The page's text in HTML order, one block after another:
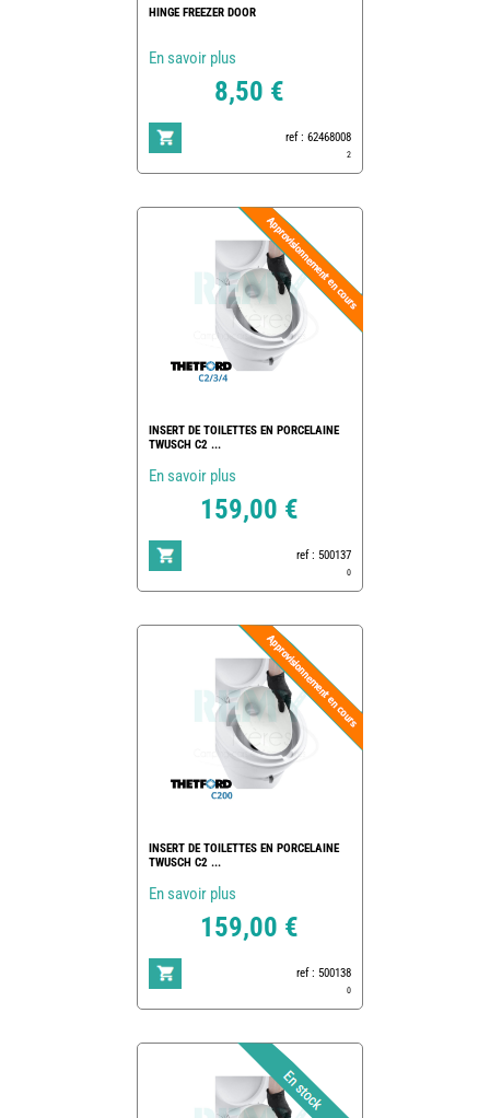
HINGE FREEZER DOOR
En savoir plus
8,50 €
ref : 62468008
2
INSERT DE TOILETTES EN PORCELAINE
TWUSCH C2 ...
En savoir plus
159,00 €
ref : 500137
0
INSERT DE TOILETTES EN PORCELAINE
TWUSCH C2 ...
En savoir plus
159,00 €
ref : 500138
0